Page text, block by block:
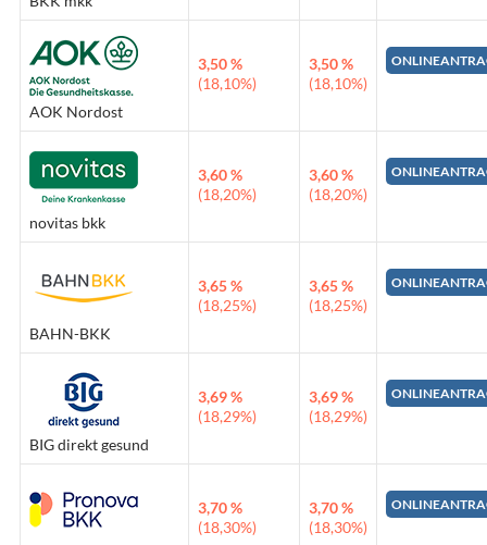
AOK Nordost
3,50 %
(18,10%)
3,50 %
(18,10%)
novitas bkk
3,60 %
(18,20%)
3,60 %
(18,20%)
BAHN-BKK
3,65 %
(18,25%)
3,65 %
(18,25%)
BIG direkt gesund
3,69 %
(18,29%)
3,69 %
(18,29%)
3,70 %
(18,30%)
3,70 %
(18,30%)